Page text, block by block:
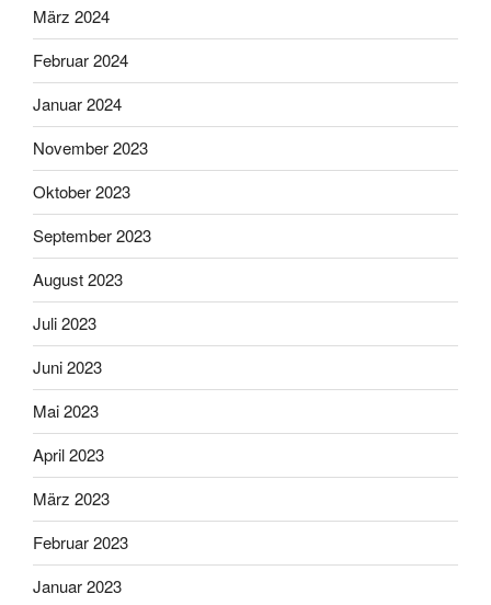
März 2024
Februar 2024
Januar 2024
November 2023
Oktober 2023
September 2023
August 2023
Juli 2023
Juni 2023
Mai 2023
April 2023
März 2023
Februar 2023
Januar 2023